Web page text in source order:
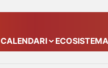
CALENDARI Mostra el
ECOSISTEMA